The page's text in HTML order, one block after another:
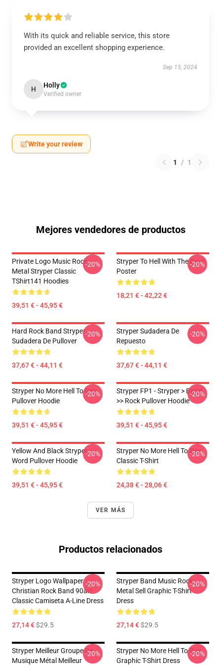
With its quick and reliable service, this store
provided an excellent shopping experience.
Sep 15, 2024
H Holly
Verified owner
Write your review
1 / 1
Mejores vendedores de productos
Private Logo Music Rock
Metal Stryper Classic
TShirt141 Hoodies
39,51 € - 45,95 €
-20%
Stryper To Hell With The Devil
Poster
18,21 € - 42,22 €
-20%
Hard Rock Band Stryper
Sudadera De Pullover
37,67 € - 44,11 €
-20%
Stryper Sudadera De
Repuesto
37,67 € - 44,11 €
-20%
Stryper No More Hell To Pay
Pullover Hoodie
39,51 € - 45,95 €
-20%
Stryper FP1 - Stryper > Band
>> Rock Pullover Hoodie
39,51 € - 45,95 €
-20%
Yellow And Black Stryper
Word Pullover Hoodie
39,51 € - 45,95 €
-20%
Stryper No More Hell To Pay
Classic T-Shirt
24,38 € - 28,06 €
-20%
VER MÁS
Productos relacionados
Stryper Logo Wallpaper
Christian Rock Band 90art
Classic Camiseta A-Line Dress
27,14 €$29.5
-20%
Stryper Band Music Rock
Metal Sell Graphic T-Shirt
Dress
27,14 €$29.5
-20%
Stryper Meilleur Groupe De
Musique Métal Meilleur
-20%
Stryper No More Hell To Pay
Graphic T-Shirt Dress
-20%